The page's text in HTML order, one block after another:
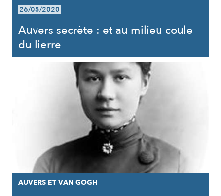
26/05/2020
Auvers secrète : et au milieu coule
du lierre
AUVERS ET VAN GOGH